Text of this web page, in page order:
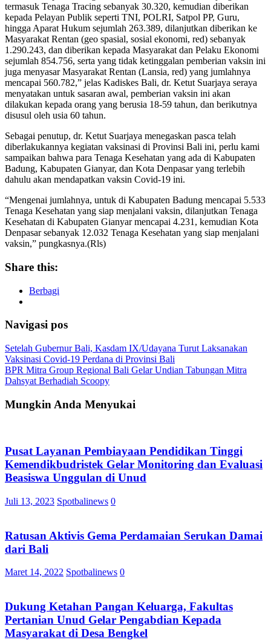
termasuk Tenaga Tracing sebanyak 30.320, kemudian diberikan
kepada Pelayan Publik seperti TNI, POLRI, Satpol PP, Guru,
hingga Aparat Hukum sejumlah 263.389, dilanjutkan diberikan ke
Masyarakat Rentan (geo spasial, sosial ekonomi, red) sebanyak
1.290.243, dan diberikan kepada Masyarakat dan Pelaku Ekonomi
sejumlah 854.756, serta yang tidak ketinggalan pemberian vaksin ini
juga menyasar Masyarakat Rentan (Lansia, red) yang jumlahnya
mencapai 560.782,” jelas Kadiskes Bali, dr. Ketut Suarjaya seraya
menyatakan untuk sasaran awal, pemberian vaksin ini akan
dilakukan kepada orang yang berusia 18-59 tahun, dan berikutnya
disusul oleh usia 60 tahun.
Sebagai penutup, dr. Ketut Suarjaya menegaskan pasca telah
diberlakukannya kegiatan vaksinasi di Provinsi Bali ini, perlu kami
sampaikan bahwa para Tenaga Kesehatan yang ada di Kabupaten
Badung, Kabupaten Gianyar, dan Kota Denpasar yang terlebih
dahulu akan mendapatkan vaksin Covid-19 ini.
“Mengenai jumlahnya, untuk di Kabupaten Badung mencapai 5.533
Tenaga Kesehatan yang siap menjalani vaksin, dilanjutkan Tenaga
Kesehatan di Kabupaten Gianyar mencapai 4.231, kemudian Kota
Denpasar sebanyak 12.032 Tenaga Kesehatan yang siap menjalani
vaksin,” pungkasnya.(Rls)
Share this:
Berbagi
Navigasi pos
Setelah Gubernur Bali, Kasdam IX/Udayana Turut Laksanakan
Vaksinasi Covid-19 Perdana di Provinsi Bali
BPR Mitra Group Regional Bali Gelar Undian Tabungan Mitra
Dahsyat Berhadiah Scoopy
Mungkin Anda Menyukai
Pusat Layanan Pembiayaan Pendidikan Tinggi
Kemendikbudristek Gelar Monitoring dan Evaluasi
Beasiswa Unggulan di Unud
Juli 13, 2023 Spotbalinews 0
Ratusan Aktivis Gema Perdamaian Serukan Damai
dari Bali
Maret 14, 2022 Spotbalinews 0
Dukung Ketahan Pangan Keluarga, Fakultas
Pertanian Unud Gelar Pengabdian Kepada
Masyarakat di Desa Bengkel